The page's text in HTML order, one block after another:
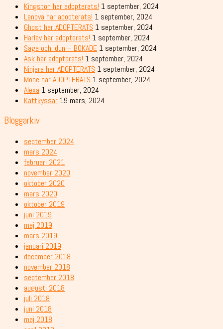
Kingston har adopterats! 1 september, 2024
Lenova har adopterats! 1 september, 2024
Ghost har ADOPTERATS 1 september, 2024
Harley har adopterats! 1 september, 2024
Saga och Idun – BOKADE 1 september, 2024
Ask har adopterats! 1 september, 2024
Ninjara har ADOPTERATS 1 september, 2024
Möne har ADOPTERATS 1 september, 2024
Alexa 1 september, 2024
Kattkyssar 19 mars, 2024
Bloggarkiv
september 2024
mars 2024
februari 2021
november 2020
oktober 2020
mars 2020
oktober 2019
juni 2019
maj 2019
mars 2019
januari 2019
december 2018
november 2018
september 2018
augusti 2018
juli 2018
juni 2018
maj 2018